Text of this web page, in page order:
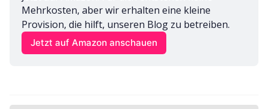
Mehrkosten, aber wir erhalten eine kleine
Provision, die hilft, unseren Blog zu betreiben.
Jetzt auf Amazon anschauen